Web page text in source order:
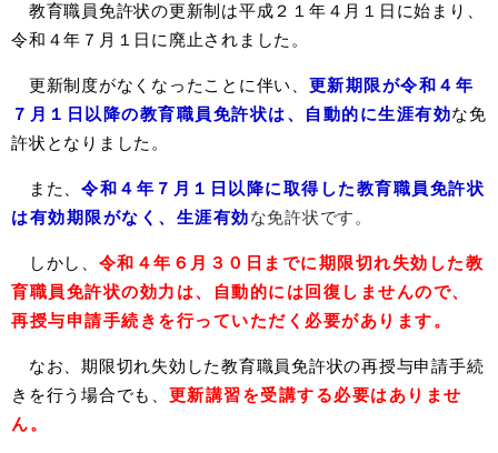
教育職員免許状の更新制は平成２１年４月１日に始まり、
令和４年７月１日に廃止されました。
更新制度がなくなったことに伴い、 更新期限が令和４年
７月１日以降の教育職員免許状は、自動的に生涯有効な免
許状となりました。
また、 令和４年７月１日以降に取得した教育職員免許状
は有効期限がなく、生涯有効な免許状です。
しかし、 令和４年６月３０日までに期限切れ失効した教
育職員免許状の効力は、自動的には回復しませんので、
再授与申請手続きを行っていただく必要があります。
なお、期限切れ失効した教育職員免許状の再授与申請手続
きを行う場合でも、 更新講習を受講する必要はありませ
ん。